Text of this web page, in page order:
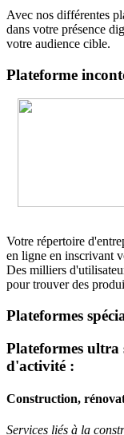
Avec nos différentes
dans votre présence
votre audience cible.
Plateforme
Votre répertoire
en ligne en inscrivant
Des milliers
pour trouver des
Plateformes
Plateformes ultra
d'activité :
Construction,
Services liés à la